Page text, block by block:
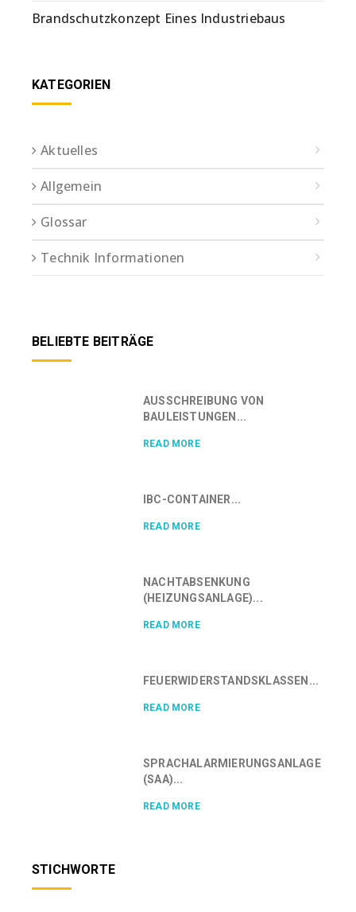
Brandschutzkonzept Eines Industriebaus
KATEGORIEN
Aktuelles
Allgemein
Glossar
Technik Informationen
BELIEBTE BEITRÄGE
AUSSCHREIBUNG VON
BAULEISTUNGEN...
READ MORE
IBC-CONTAINER...
READ MORE
NACHTABSENKUNG
(HEIZUNGSANLAGE)...
READ MORE
FEUERWIDERSTANDSKLASSEN...
READ MORE
SPRACHALARMIERUNGSANLAGE
(SAA)...
READ MORE
STICHWORTE